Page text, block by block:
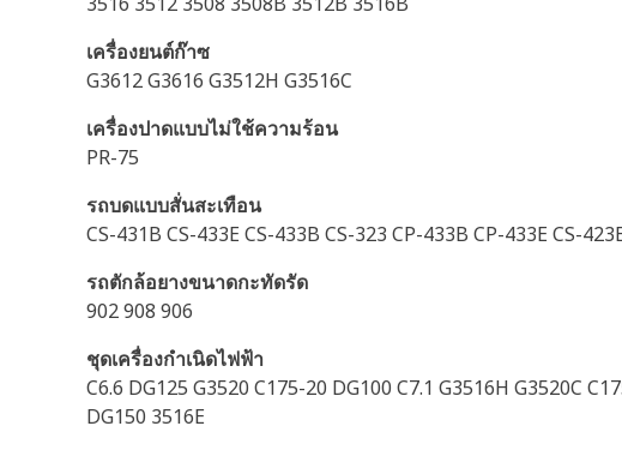
เครื่องยนต์ก๊าซ
G3612 G3616 G3512H G3516C
เครื่องปาดแบบไม่ใช้ความร้อน
PR-75
รถบดแบบสั่นสะเทือน
CS-431B CS-433E CS-433B CS-323 CP-433B CP-433E CS-
รถตักล้อยางขนาดกะทัดรัด
902 908 906
ชุดเครื่องกำเนิดไฟฟ้า
C6.6 DG125 G3520 C175-20 DG100 C7.1 G3516H G3520C
DG150 3516E